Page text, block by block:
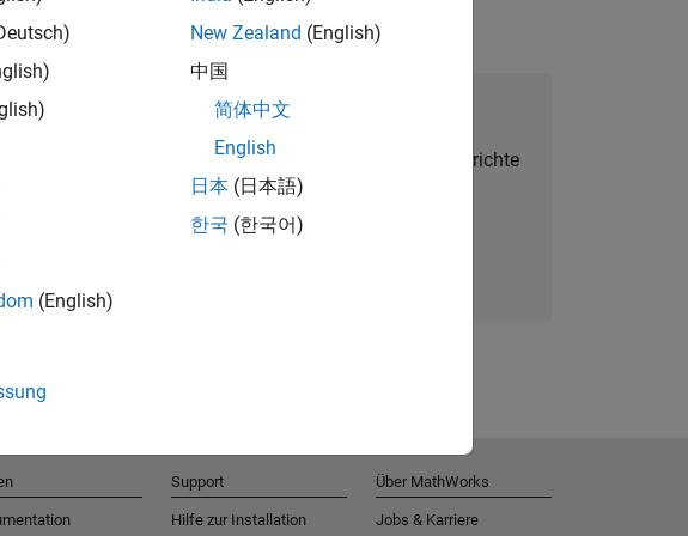
Talent Network beitreten
Erhalten Sie personalisierte Stellenangebote, Berichte
und Unternehmensneuigkeiten.
(English)
New Zealand (English)
中国
简体中文
English
日本 (日本語)
한국 (한국어)
Support
Hilfe zur Installation
Über MathWorks
Jobs & Karriere